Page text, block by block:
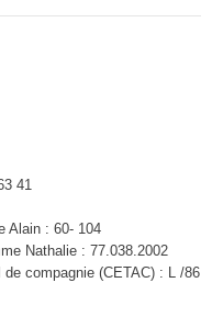
41
Alain : 60- 104
Nathalie : 77.038.2002
compagnie (CETAC) : L /86